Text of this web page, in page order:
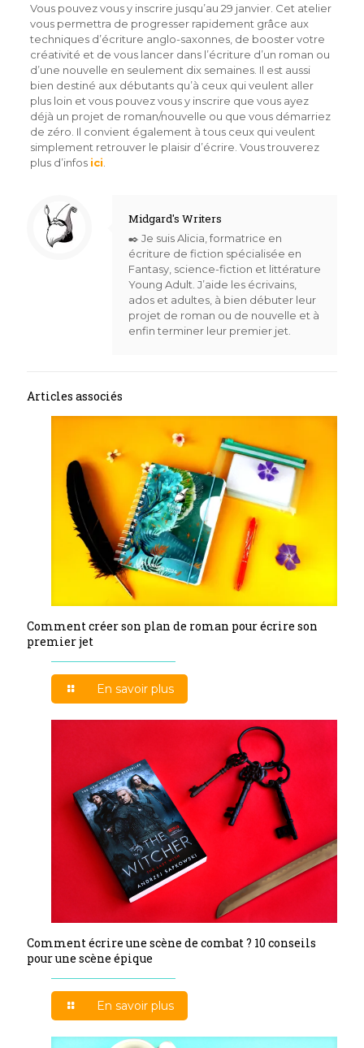
Vous pouvez vous y inscrire jusqu’au 29 janvier. Cet atelier
vous permettra de progresser rapidement grâce aux
techniques d’écriture anglo-saxonnes, de booster votre
créativité et de vous lancer dans l’écriture d’un roman ou
d’une nouvelle en seulement dix semaines. Il est aussi
bien destiné aux débutants qu’à ceux qui veulent aller
plus loin et vous pouvez vous y inscrire que vous ayez
déjà un projet de roman/nouvelle ou que vous démarriez
de zéro. Il convient également à tous ceux qui veulent
simplement retrouver le plaisir d’écrire. Vous trouverez
plus d’infos ici
Midgard's Writers
✒️ Je suis Alicia, formatrice en
écriture de fiction spécialisée en
Fantasy, science-fiction et littérature
Young Adult. J’aide les écrivains,
ados et adultes, à bien débuter leur
projet de roman ou de nouvelle et à
enfin terminer leur premier jet.
Articles associés
Comment créer son plan de roman pour écrire son
premier jet
En savoir plus
Comment écrire une scène de combat ? 10 conseils
pour une scène épique
En savoir plus